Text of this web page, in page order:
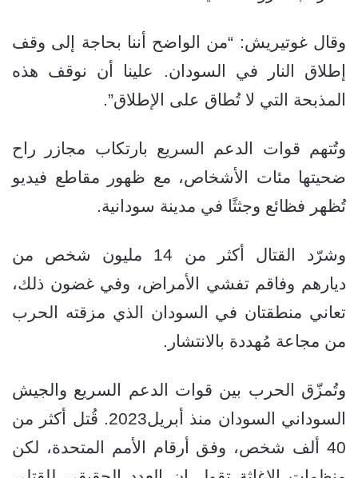
وقال غوتيريش: “من الواضح أننا بحاجة إلى وقف
إطلاق النار في السودان. علينا أن نوقف هذه
المذبحة التي لا تُطاق على الإطلاق”.
وتُتهم قوات الدعم السريع بارتكاب مجازر راح
ضحيتها مئات الأشخاص، مع ظهور مقاطع فيديو
تُظهر فظائع وجثثًا في مدينة سودانية.
وشرّد القتال أكثر من 14 مليون شخص من
ديارهم وفاقم تفشي الأمراض، وفي غضون ذلك،
تعاني منطقتان في السودان الذي مزقته الحرب
من مجاعة مُهددة بالانتشار.
وتُمزّق الحرب بين قوات الدعم السريع والجيش
السوداني السودان منذ أبريل2023. قُتل أكثر من
40 ألف شخص، وفق أرقام الأمم المتحدة، لكن